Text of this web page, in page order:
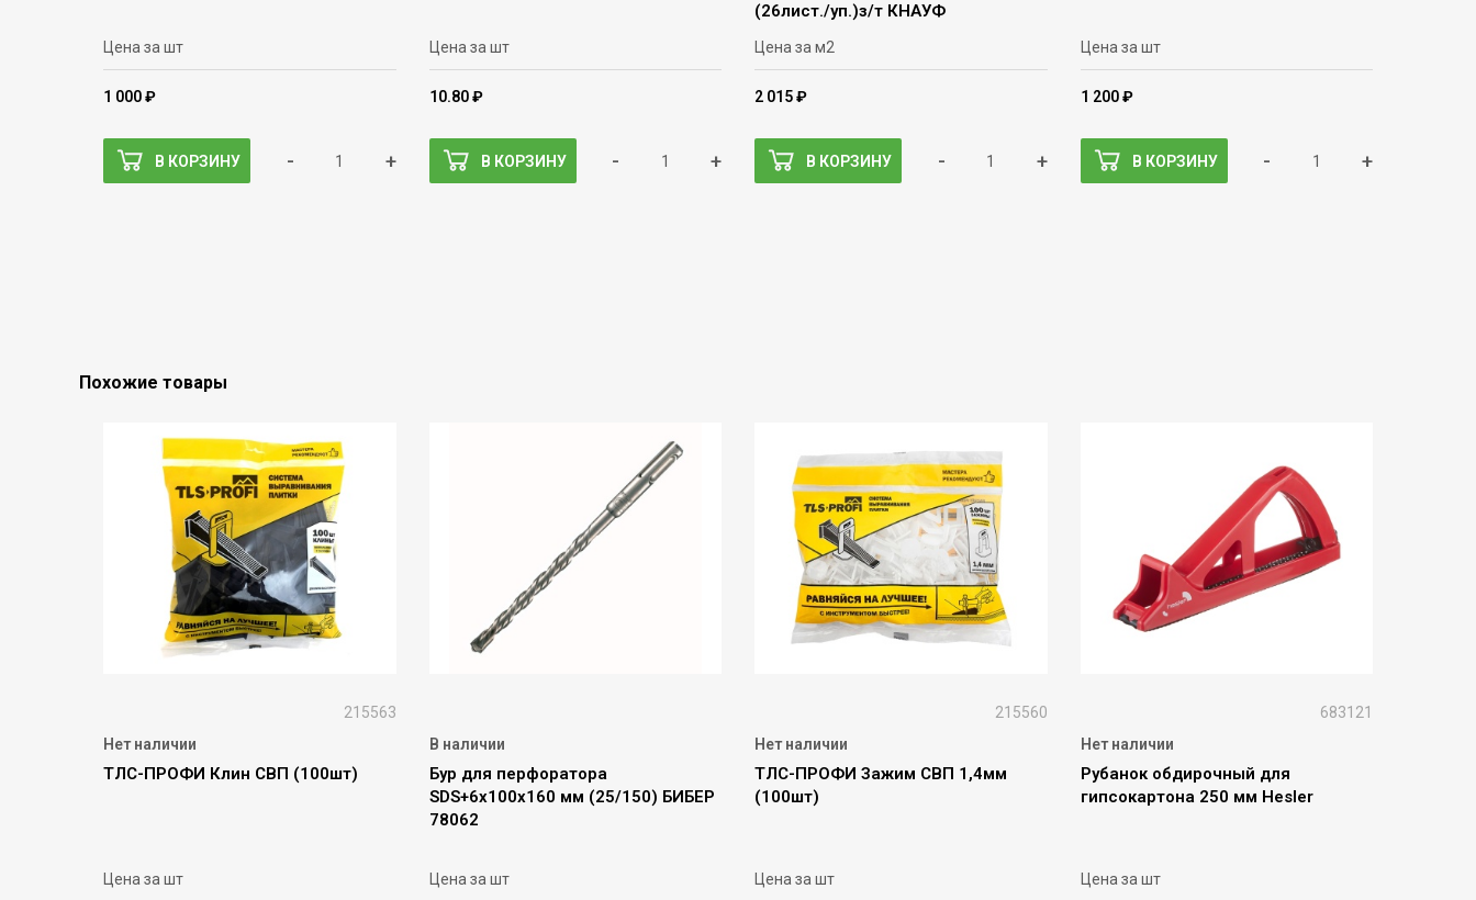
Цена за шт
1 000 ₽
В КОРЗИНУ - +
Цена за шт
10.80 ₽
В КОРЗИНУ - +
(26лист./уп.)з/т КНАУФ
Цена за м2
2 015 ₽
В КОРЗИНУ - +
Цена за шт
1 200 ₽
В КОРЗИНУ - +
Похожие товары
215563
Нет наличии
ТЛС-ПРОФИ Клин СВП (100шт)
Цена за шт
В наличии
Бур для перфоратора
SDS+6х100х160 мм (25/150) БИБЕР
78062
Цена за шт
215560
Нет наличии
ТЛС-ПРОФИ Зажим СВП 1,4мм
(100шт)
Цена за шт
683121
Нет наличии
Рубанок обдирочный для
гипсокартона 250 мм Hesler
Цена за шт